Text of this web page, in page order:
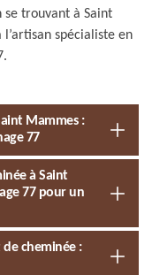
trouvant à Saint
spécialiste en
Mammes :
77
à Saint
77 pour un
cheminée :